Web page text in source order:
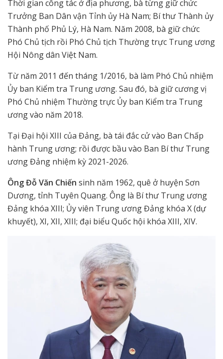
Thời gian công tác ở địa phương, bà từng giữ chức
Trưởng Ban Dân vận Tỉnh ủy Hà Nam; Bí thư Thành ủy
Thành phố Phủ Lý, Hà Nam. Năm 2008, bà giữ chức
Phó Chủ tịch rồi Phó Chủ tịch Thường trực Trung ương
Hội Nông dân Việt Nam.
Từ năm 2011 đến tháng 1/2016, bà làm Phó Chủ nhiệm
Ủy ban Kiểm tra Trung ương. Sau đó, bà giữ cương vị
Phó Chủ nhiệm Thường trực Ủy ban Kiểm tra Trung
ương vào năm 2018.
Tại Đại hội XIII của Đảng, bà tái đắc cử vào Ban Chấp
hành Trung ương; rồi được bầu vào Ban Bí thư Trung
ương Đảng nhiệm kỳ 2021-2026.
Ông Đỗ Văn Chiến sinh năm 1962, quê ở huyện Sơn
Dương, tỉnh Tuyên Quang. Ông là Bí thư Trung ương
Đảng khóa XIII; Ủy viên Trung ương Đảng khóa X (dự
khuyết), XI, XII, XIII; đại biểu Quốc hội khóa XIII, XIV.